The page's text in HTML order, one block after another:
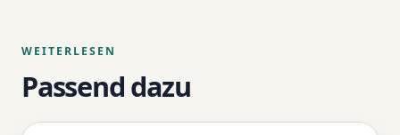
WEITERLESEN
Passend dazu